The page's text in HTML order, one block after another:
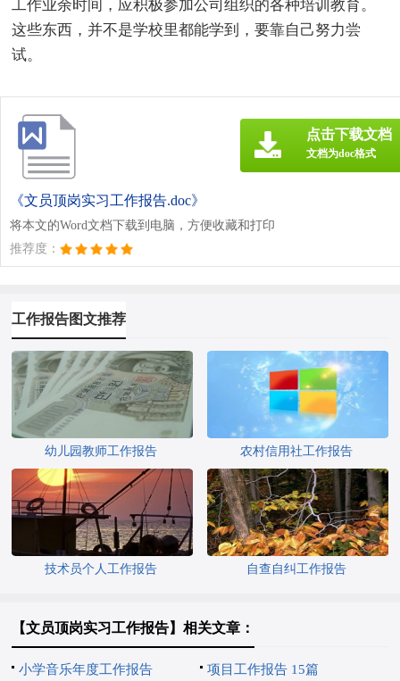
工作业余时间，应积极参加公司组织的各种培训教育。
这些东西，并不是学校里都能学到，要靠自己努力尝
试。
《文员顶岗实习工作报告.doc》
将本文的Word文档下载到电脑，方便收藏和打印
推荐度：
点击下载文档
文档为doc格式
工作报告图文推荐
幼儿园教师工作报告 农村信用社工作报告
技术员个人工作报告 自查自纠工作报告
【文员顶岗实习工作报告】相关文章：
小学音乐年度工作报告 项目工作报告 15篇